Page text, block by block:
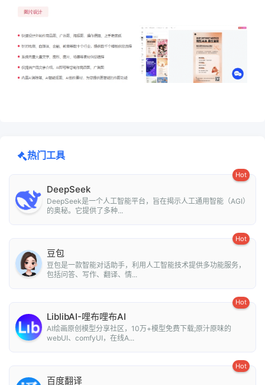
热门工具
Hot
DeepSeek
DeepSeek是一个人工智能平台，旨在揭示人工通用智能（AGI）
的奥秘。它提供了多种...
Hot
豆包
豆包是一款智能对话助手，利用人工智能技术提供多功能服务，
包括问答、写作、翻译、情...
Hot
LiblibAI-哩布哩布AI
AI绘画原创模型分享社区，10万+模型免费下载;原汁原味的
webUI、comfyUI，在线A...
Hot
百度翻译